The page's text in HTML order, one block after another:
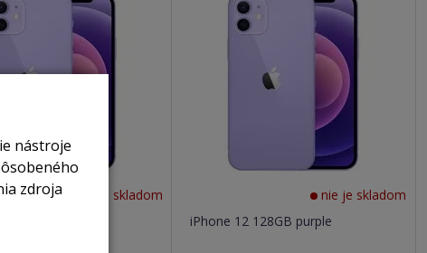
nie je skladom
nie je skladom
iPhone 12 128GB purple
nástroje
zdroja